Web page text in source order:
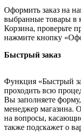
Оформить заказ на
выбранные товары в
Корзина, проверьте
нажмите кнопку
Быстрый заказ
Функция «Быстрый
проходить всю
Вы заполняете
менеджер магазина.
на вопросы,
также подскажет о